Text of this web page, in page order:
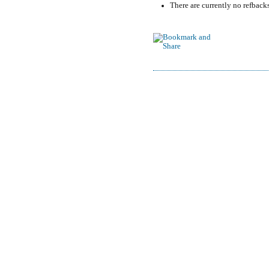
There are currently no